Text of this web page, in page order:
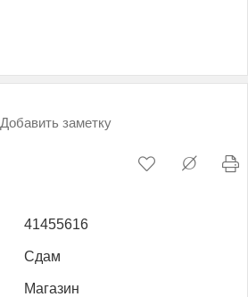
Добавить заметку
41455616
Сдам
Магазин